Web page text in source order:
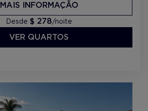
Desde $ 278/noite
MAIS INFORMAÇÃO
VER QUARTOS